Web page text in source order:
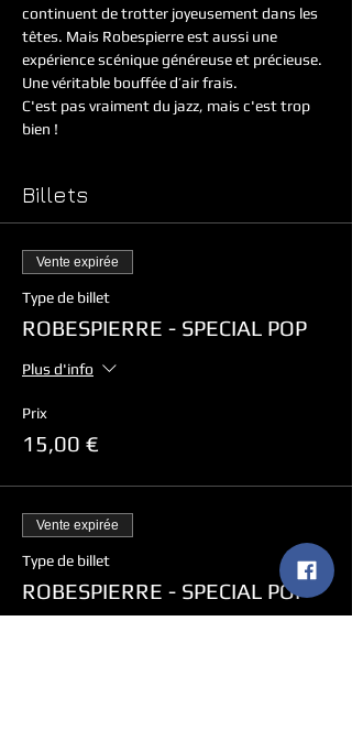
continuent de trotter joyeusement dans les
têtes. Mais Robespierre est aussi une
expérience scénique généreuse et précieuse.
Une véritable bouffée d’air frais.
C'est pas vraiment du jazz, mais c'est trop
bien !
Billets
Vente expirée
Type de billet
ROBESPIERRE - SPECIAL POP
Plus d'info
Prix
15,00 €
Vente expirée
Type de billet
ROBESPIERRE - SPECIAL POP